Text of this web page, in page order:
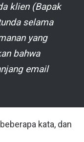
klien (Bapak
selama
yang
bahwa
email
kata, dan